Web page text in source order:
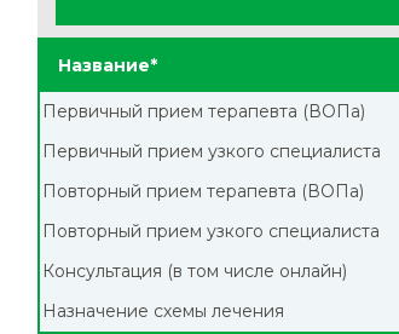
Название*
Первичный прием терапевта (ВОПа)
Первичный прием узкого специалиста
Повторный прием терапевта (ВОПа)
Повторный прием узкого специалиста
Консультация (в том числе онлайн)
Назначение схемы лечения